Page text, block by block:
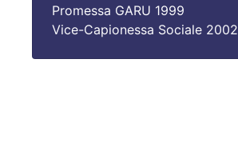
Promessa GARU 1999
Vice-Capionessa Sociale 2002